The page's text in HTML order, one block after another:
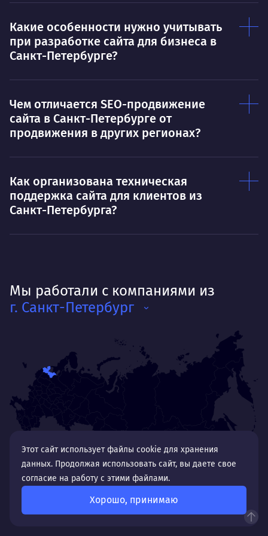
Какие особенности нужно учитывать
при разработке сайта для бизнеса в
Санкт-Петербурге?
Чем отличается SEO-продвижение
сайта в Санкт-Петербурге от
продвижения в других регионах?
Как организована техническая
поддержка сайта для клиентов из
Санкт-Петербурга?
Мы работали с компаниями из
г. Санкт-Петербург
Этот сайт использует файлы cookie для хранения
данных. Продолжая использовать сайт, вы даете свое
согласие на работу с этими файлами.
Хорошо, принимаю